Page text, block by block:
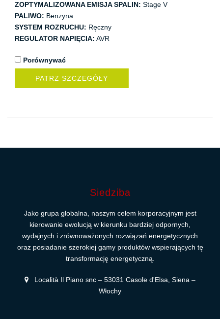
ZOPTYMALIZOWANA EMISJA SPALIN: Stage V
PALIWO: Benzyna
SYSTEM ROZRUCHU: Ręczny
REGULATOR NAPIĘCIA: AVR
Porównywać
PATRZ SZCZEGÓŁY
Siedziba
Jako grupa globalna, naszym celem korporacyjnym jest
kierowanie ewolucją w kierunku bardziej odpornych,
wydajnych i zrównoważonych rozwiązań energetycznych
oraz posiadanie szerokiej gamy produktów wspierających tę
transformację energetyczną.
Località Il Piano snc – 53031 Casole d'Elsa, Siena –
Włochy